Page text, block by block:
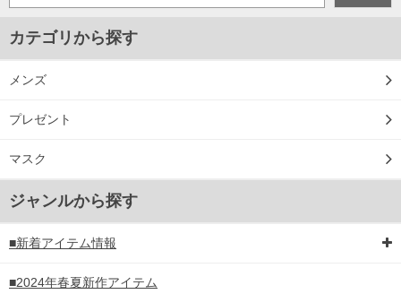
カテゴリから探す
メンズ
プレゼント
マスク
ジャンルから探す
■新着アイテム情報
■2024年春夏新作アイテム